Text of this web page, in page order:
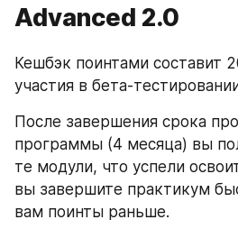
Advanced 2.0
Кешбэк поинтами составит
участия в бета-
После завершения срока
программы (4 месяца) вы
те модули, что успели
вы завершите практикум
вам поинты раньше.